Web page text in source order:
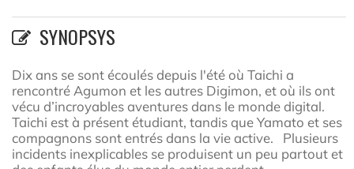
SYNOPSYS
Dix ans se sont écoulés depuis l'été où Taichi a
rencontré Agumon et les autres Digimon, et où ils ont
vécu d’incroyables aventures dans le monde digital.
Taichi est à présent étudiant, tandis que Yamato et ses
compagnons sont entrés dans la vie active. Plusieurs
incidents inexplicables se produisent un peu partout et